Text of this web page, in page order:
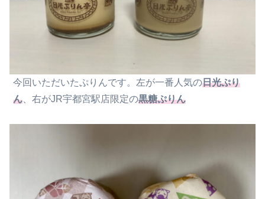
今回いただいたぷりんです。左が一番人気の日光ぷり
ん 、右がJR宇都宮駅店限定の黒糖ぷりん